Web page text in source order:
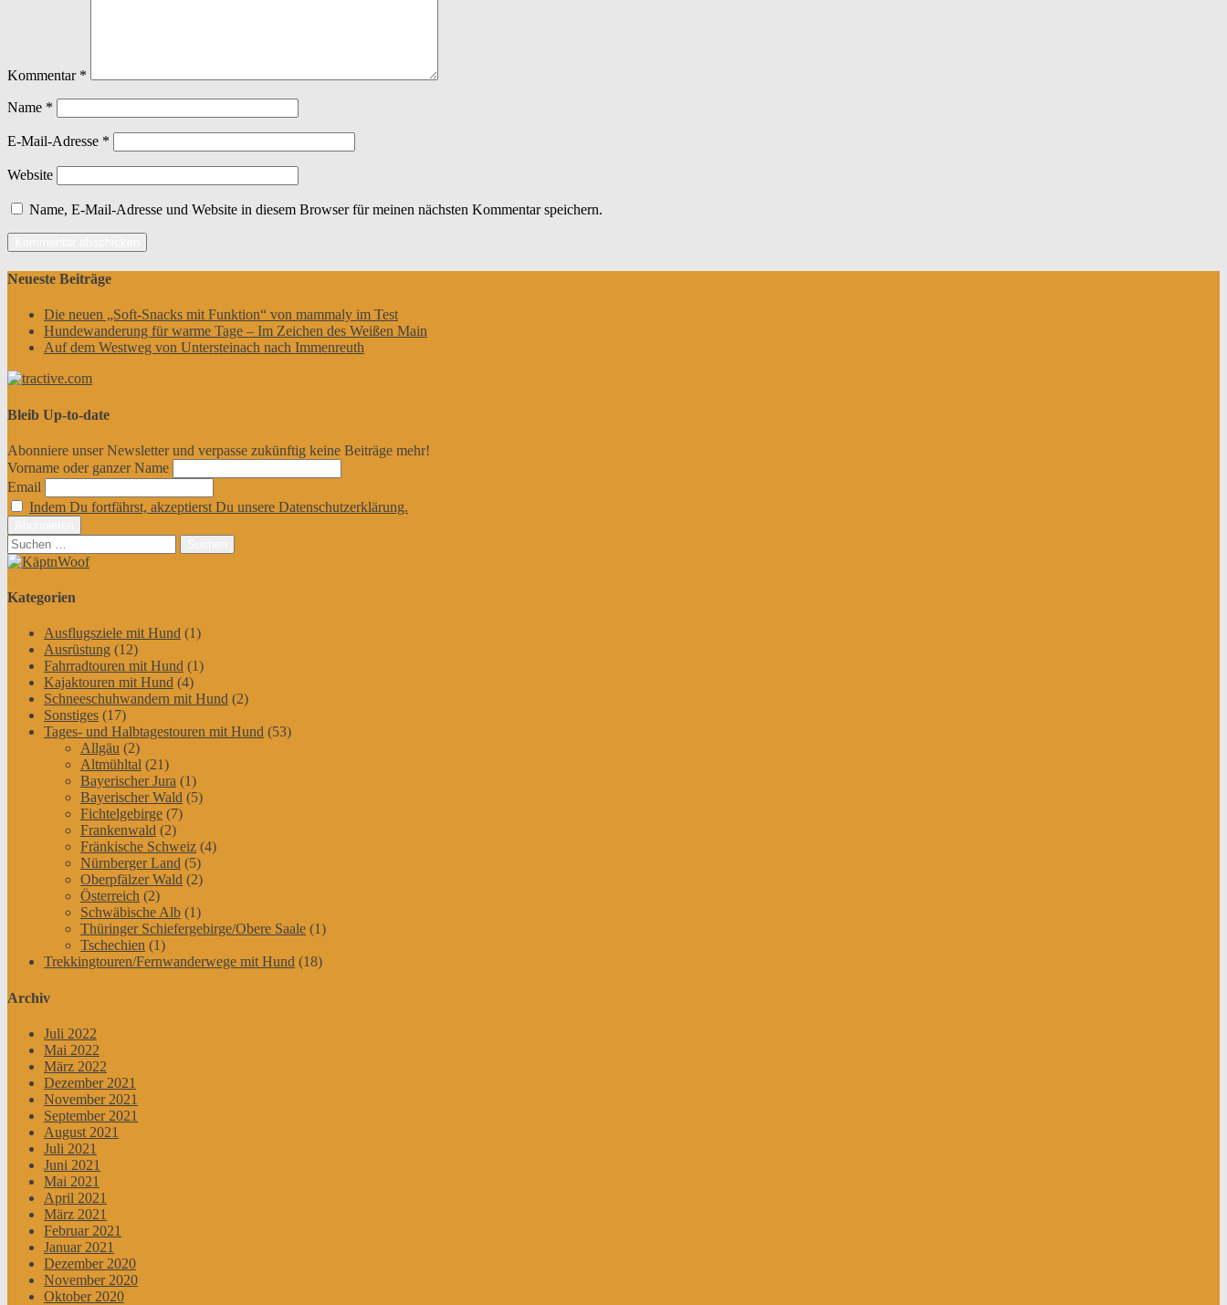
Kommentar *
Name *
E-Mail-Adresse *
Website
Name, E-Mail-Adresse und Website in diesem Browser für meinen nächsten Kommentar speichern.
Neueste Beiträge
Die neuen „Soft-Snacks mit Funktion“ von mammaly im Test
Hundewanderung für warme Tage – Im Zeichen des Weißen Main
Auf dem Westweg von Untersteinach nach Immenreuth
Bleib Up-to-date
Abonniere unser Newsletter und verpasse zukünftig keine Beiträge mehr!
Vorname oder ganzer Name
Email
Indem Du fortfährst, akzeptierst Du unsere Datenschutzerklärung.
Suchen
nach:
Kategorien
Ausflugsziele mit Hund (1)
Ausrüstung (12)
Fahrradtouren mit Hund (1)
Kajaktouren mit Hund (4)
Schneeschuhwandern mit Hund (2)
Sonstiges (17)
Tages- und Halbtagestouren mit Hund (53)
Allgäu (2)
Altmühltal (21)
Bayerischer Jura (1)
Bayerischer Wald (5)
Fichtelgebirge (7)
Frankenwald (2)
Fränkische Schweiz (4)
Nürnberger Land (5)
Oberpfälzer Wald (2)
Österreich (2)
Schwäbische Alb (1)
Thüringer Schiefergebirge/Obere Saale (1)
Tschechien (1)
Trekkingtouren/Fernwanderwege mit Hund (18)
Archiv
Juli 2022
Mai 2022
März 2022
Dezember 2021
November 2021
September 2021
August 2021
Juli 2021
Juni 2021
Mai 2021
April 2021
März 2021
Februar 2021
Januar 2021
Dezember 2020
November 2020
Oktober 2020